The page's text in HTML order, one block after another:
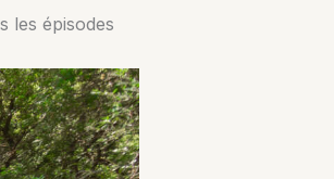
les épisodes